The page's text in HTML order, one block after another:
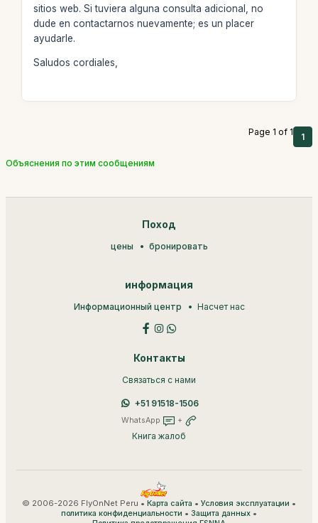
sitios web. Si tuviera alguna consulta adicional, no
dude en contactarnos nuevamente; es un placer
ayudarle.
Saludos cordiales,
Page 1 of 1 1
Объяснения по этим сообщениям
Поход
цены бронировать
информация
Информационный центр Насчет нас
Контакты
Связаться с нами
+51 91518-1506
WhatsApp +
Книга жалоб
© 2006-2026 FlyOnNet Peru • Карта сайта • Условия эксплуатации •
политика конфиденциальности • Защита данных •